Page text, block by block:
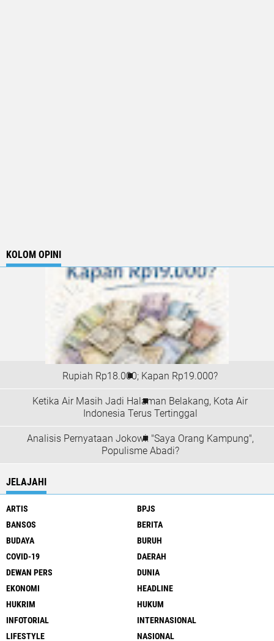
KOLOM OPINI
Rupiah Rp18.000; Kapan Rp19.000?
Ketika Air Masih Jadi Halaman Belakang, Kota Air
Indonesia Terus Tertinggal
Analisis Pernyataan Jokowi: "Saya Orang Kampung",
Populisme Abadi?
JELAJAHI
ARTIS
BPJS
BANSOS
BERITA
BUDAYA
BURUH
COVID-19
DAERAH
DEWAN PERS
DUNIA
EKONOMI
HEADLINE
HUKRIM
HUKUM
INFOTORIAL
INTERNASIONAL
LIFESTYLE
NASIONAL